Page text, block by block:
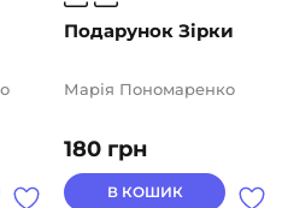
Подарунок Зірки
180 грн
Марія Пономаренко
В КОШИК